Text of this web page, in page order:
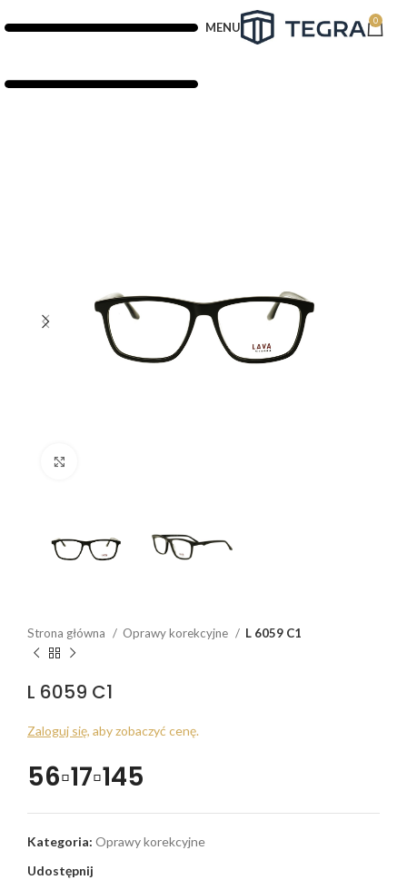
MENU 0
Strona główna Oprawy korekcyjne L 6059 C1
L 6059 C1
Zaloguj się, aby zobaczyć cenę.
56▫17▫145
Kategoria: Oprawy korekcyjne
Udostępnij